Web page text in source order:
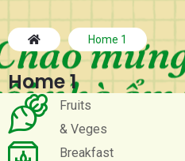
Home 1
Home 1
Fruits
& Veges
Breakfast